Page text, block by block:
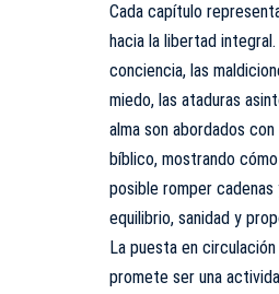
Cada capítulo
hacia la libertad
conciencia, las
miedo, las ataduras
alma son abordados
bíblico, mostrando
posible romper cadenas
equilibrio, sanidad y
La puesta en
promete ser una